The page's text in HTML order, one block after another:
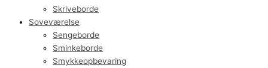
Skriveborde
Soveværelse
Sengeborde
Sminkeborde
Smykkeopbevaring